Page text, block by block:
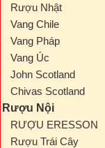
Rượu Nhật
Vang Chile
Vang Pháp
Vang Úc
John Scotland
Chivas Scotland
Rượu Nội
RƯỢU ERESSON
Rượu Trái Cây